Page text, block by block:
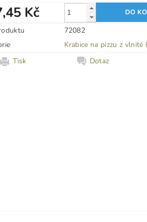
Kč
72082
Krabice na pizzu z vlnité
Tisk
Dotaz